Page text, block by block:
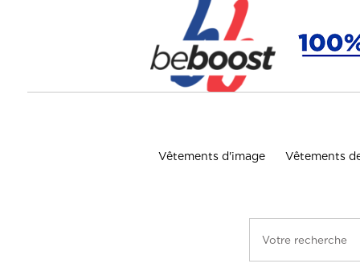
Vêtements d'image Vêtements
Panneau de gestion des cookies